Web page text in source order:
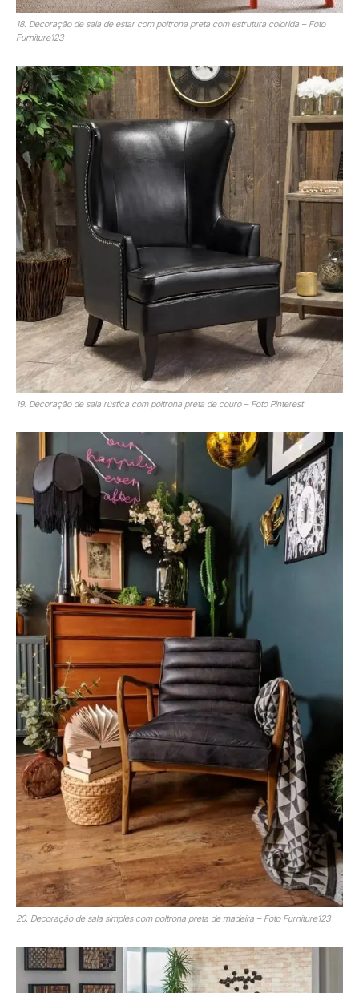
18. Decoração de sala de estar com poltrona preta com estrutura colorida – Foto
Furniture123
19. Decoração de sala rústica com poltrona preta de couro – Foto Pinterest
20. Decoração de sala simples com poltrona preta de madeira – Foto Furniture123